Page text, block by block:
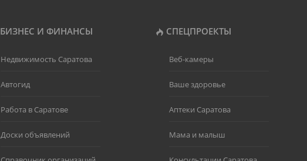
БИЗНЕС И ФИНАНСЫ СПЕЦПРОЕКТЫ
Недвижимость Саратова
Автогид
Работа в Саратове
Доски объявлений
Веб-камеры
Ваше здоровье
Аптеки Саратова
Мама и малыш